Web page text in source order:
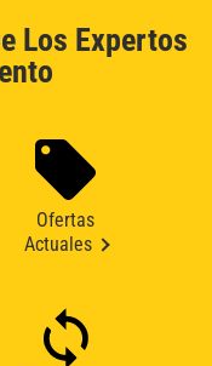
Los Expertos
Ofertas
Actuales